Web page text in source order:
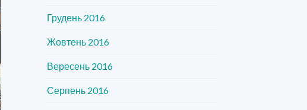
Грудень 2016
Жовтень 2016
Вересень 2016
Серпень 2016